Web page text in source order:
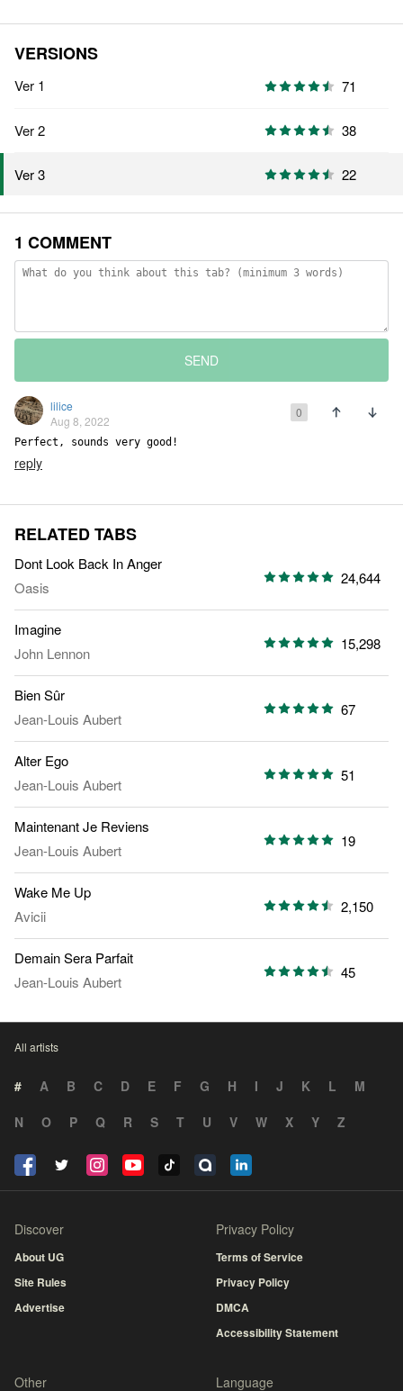
VERSIONS
Ver 1 71
Ver 2 38
Ver 3 22
1 COMMENT
SEND
lilice
Aug 8, 2022
0
Perfect, sounds very good!
reply
RELATED TABS
Dont Look Back In Anger
Oasis
24,644
Imagine
John Lennon
15,298
Bien Sûr
Jean-Louis Aubert
67
Alter Ego
Jean-Louis Aubert
51
Maintenant Je Reviens
Jean-Louis Aubert
19
Wake Me Up
Avicii
2,150
Demain Sera Parfait
Jean-Louis Aubert
45
All artists
# A B C D E F G H I J K L
M
N
O P Q R S T U V W X Y Z
Discover
About UG
Site Rules
Advertise
Privacy Policy
Terms of Service
Privacy Policy
DMCA
Accessibility Statement
Other Language